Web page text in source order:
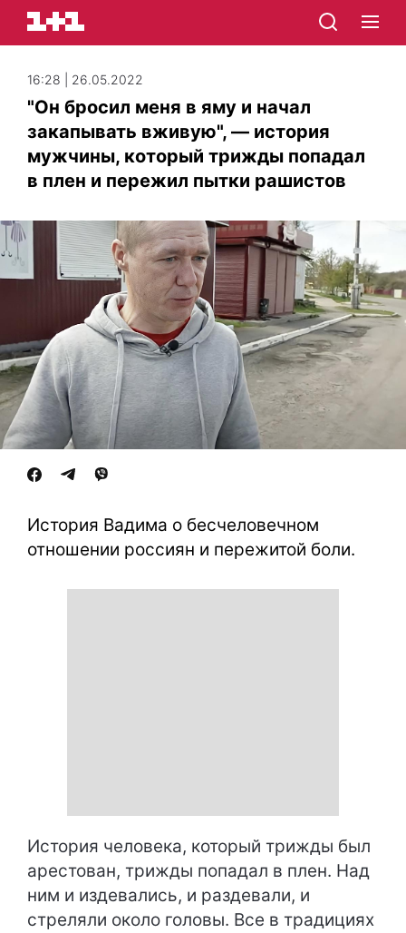
16:28 | 26.05.2022
"Он бросил меня в яму и начал
закапывать вживую", — история
мужчины, который трижды попадал
в плен и пережил пытки рашистов
История Вадима о бесчеловечном
отношении россиян и пережитой боли.
История человека, который трижды был
арестован, трижды попадал в плен. Над
ним и издевались, и раздевали, и
стреляли около головы. Все в традициях